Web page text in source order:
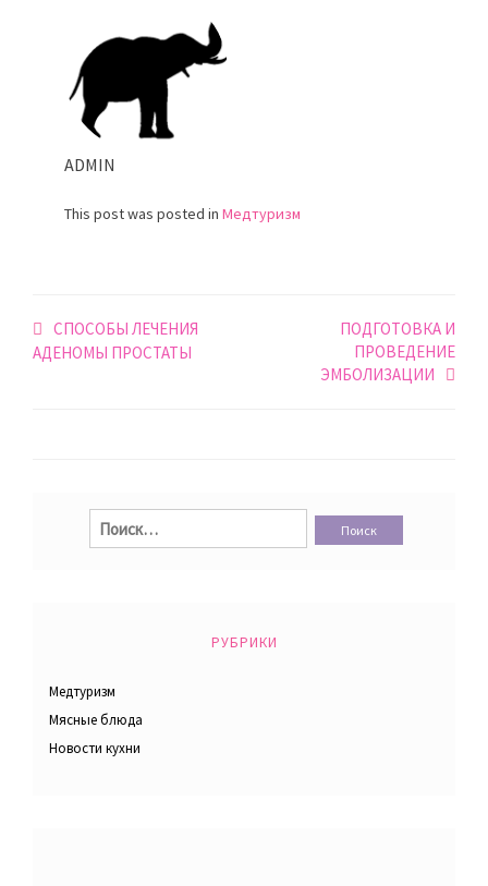
ADMIN
This post was posted in Медтуризм
Навигация
по
СПОСОБЫ ЛЕЧЕНИЯ
АДЕНОМЫ ПРОСТАТЫ
ПОДГОТОВКА И
ПРОВЕДЕНИЕ
ЭМБОЛИЗАЦИИ
Найти:
РУБРИКИ
Медтуризм
Мясные блюда
Новости кухни